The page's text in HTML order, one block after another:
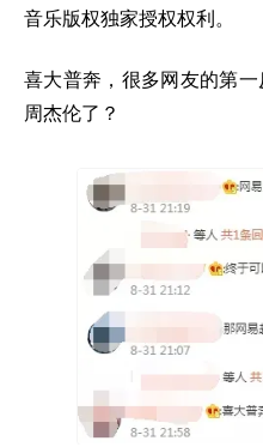
音乐版权独家授权权利。
喜大普奔，很多网友的第
周杰伦了？